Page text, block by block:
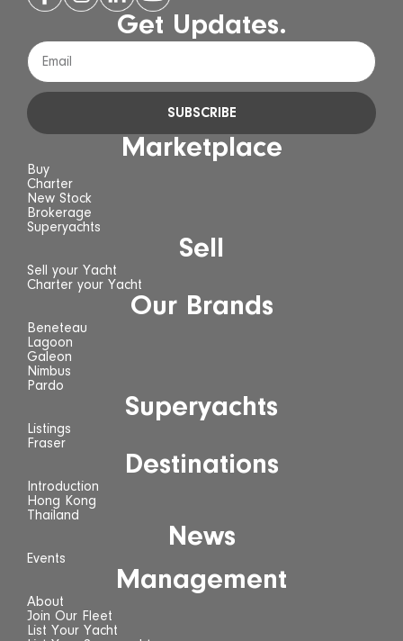
Get Updates.
SUBSCRIBE
Marketplace
Buy
Charter
New Stock
Brokerage
Superyachts
Sell
Sell your Yacht
Charter your Yacht
Our Brands
Beneteau
Lagoon
Galeon
Nimbus
Pardo
Superyachts
Listings
Fraser
Destinations
Introduction
Hong Kong
Thailand
News
Events
Management
About
Join Our Fleet
List Your Yacht